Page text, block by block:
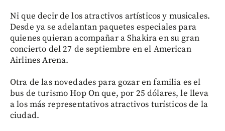
Ni que decir de los atractivos artísticos y musicales.
Desde ya se adelantan paquetes especiales para
quienes quieran acompañar a Shakira en su gran
concierto del 27 de septiembre en el American
Airlines Arena.
Otra de las novedades para gozar en familia es el
bus de turismo Hop On que, por 25 dólares, le lleva
a los más representativos atractivos turísticos de la
ciudad.